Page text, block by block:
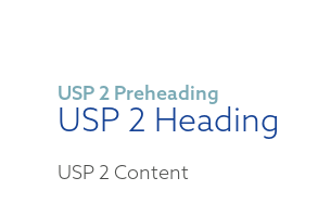
USP 2 Preheading
USP 2 Heading
USP 2 Content